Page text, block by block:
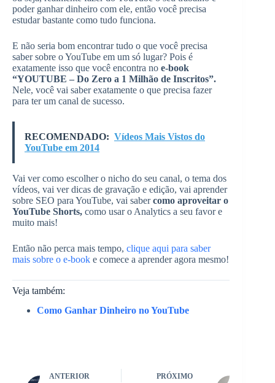
poder ganhar dinheiro com ele, então você precisa
estudar bastante como tudo funciona.
E não seria bom encontrar tudo o que você precisa
saber sobre o YouTube em um só lugar? Pois é
exatamente isso que você encontra no e-book
“YOUTUBE – Do Zero a 1 Milhão de Inscritos”.
Nele, você vai saber exatamente o que precisa fazer
para ter um canal de sucesso.
RECOMENDADO: Vídeos Mais Vistos do
YouTube em 2014
Vai ver como escolher o nicho do seu canal, o tema dos
vídeos, vai ver dicas de gravação e edição, vai aprender
sobre SEO para YouTube, vai sabercomo aproveitar o
YouTube Shorts, como usar o Analytics a seu favor e
muito mais!
Então não perca mais tempo, clique aqui para saber
mais sobre o e-book e comece a aprender agora mesmo!
Veja também:
Como Ganhar Dinheiro no YouTube
ANTERIOR PRÓXIMO